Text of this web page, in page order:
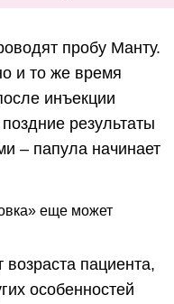
пробу Манту.
и то же время
инъекции
результаты
– папула начинает
еще может
возраста пациента,
особенностей